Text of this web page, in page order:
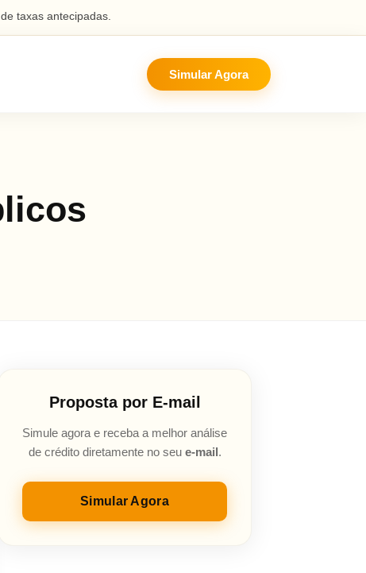
taxas antecipadas.
Simular Agora
Proposta por E-mail
Simule agora e receba a melhor análise
de crédito diretamente no seu e-mail.
Simular Agora